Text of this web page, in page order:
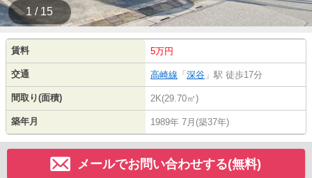
1 / 15
賃料 5万円
交通 高崎線 「 深谷 」駅 徒歩17分
間取り(面積) 2K(29.70㎡)
築年月 1989年 7月(築37年)
メールでお問い合わせする(無料)